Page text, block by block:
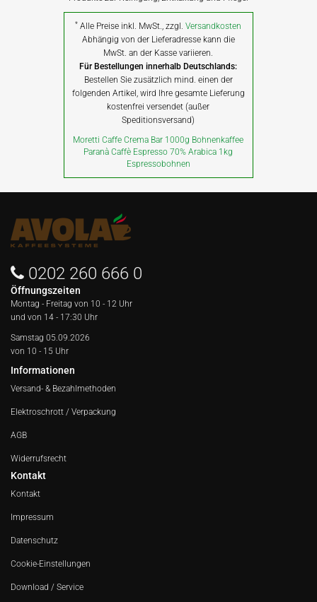
* Alle Preise inkl. MwSt., zzgl.Versandkosten
Abhängig von der Lieferadresse kann die
MwSt. an der Kasse variieren.
Für Bestellungen innerhalb Deutschlands:
Bestellen Sie zusätzlich mind. einen der
folgenden Artikel, wird Ihre gesamte Lieferung
kostenfrei versendet (außer
Speditionsversand)
Moretti Caffe Crema Bar 1000g Bohnenkaffee
Paranà Caffè Espresso 70% Arabica 1kg
Espressobohnen
0202 260 666 0
Öffnungszeiten
Montag - Freitag von 10 - 12 Uhr
und von 14 - 17:30 Uhr
Samstag 05.09.2026
von 10 - 15 Uhr
Informationen
Versand- & Bezahlmethoden
Elektroschrott / Verpackung
AGB
Widerrufsrecht
Kontakt
Kontakt
Impressum
Datenschutz
Cookie-Einstellungen
Download / Service